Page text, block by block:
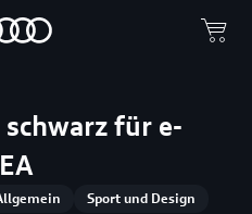
für e-
Sport und Design